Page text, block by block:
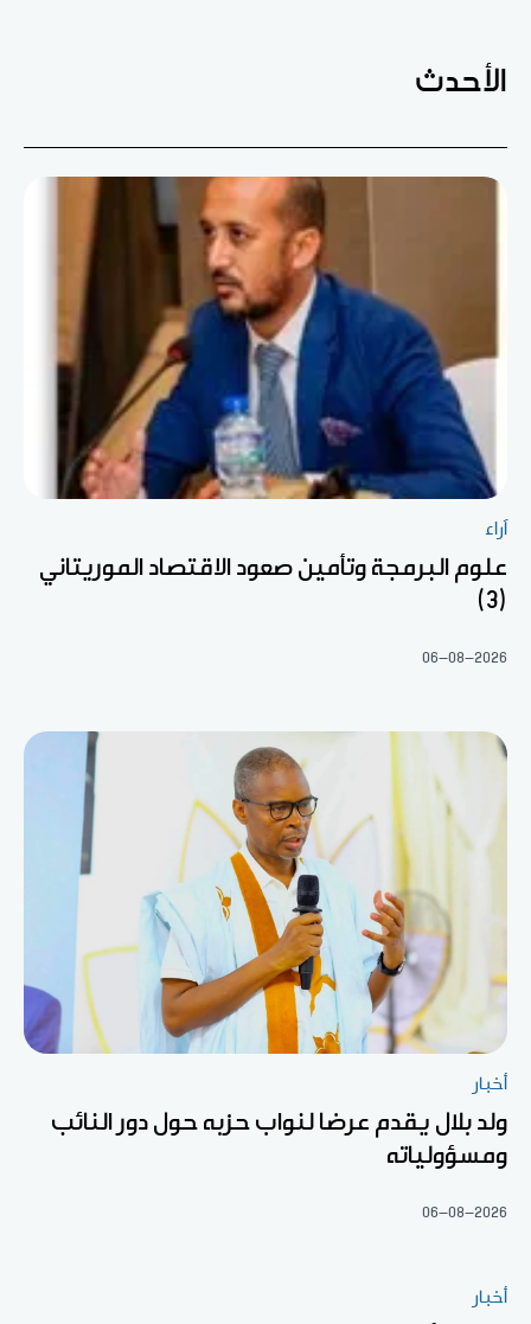
الأحدث
آراء
علوم البرمجة وتأمين صعود الاقتصاد الموريتاني
(3)
06-08-2026
أخبار
ولد بلال يقدم عرضا لنواب حزبه حول دور النائب
ومسؤولياته
06-08-2026
أخبار